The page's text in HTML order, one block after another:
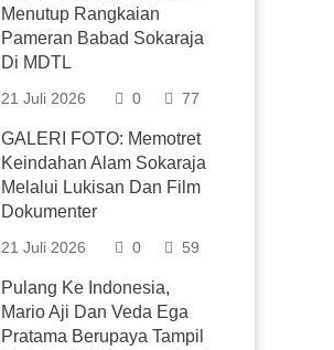
Menutup Rangkaian
Pameran Babad Sokaraja
Di MDTL
21 Juli 2026 0 77
GALERI FOTO: Memotret
Keindahan Alam Sokaraja
Melalui Lukisan Dan Film
Dokumenter
21 Juli 2026 0 59
Pulang Ke Indonesia,
Mario Aji Dan Veda Ega
Pratama Berupaya Tampil